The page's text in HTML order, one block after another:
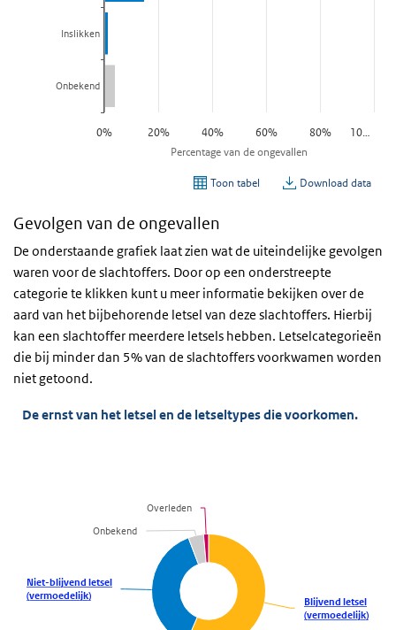
Gevolgen van de ongevallen
De onderstaande grafiek laat zien wat de uiteindelijke gevolgen
waren voor de slachtoffers. Door op een onderstreepte
categorie te klikken kunt u meer informatie bekijken over de
aard van het bijbehorende letsel van deze slachtoffers. Hierbij
kan een slachtoffer meerdere letsels hebben. Letselcategorieën
die bij minder dan 5% van de slachtoffers voorkwamen worden
niet getoond.